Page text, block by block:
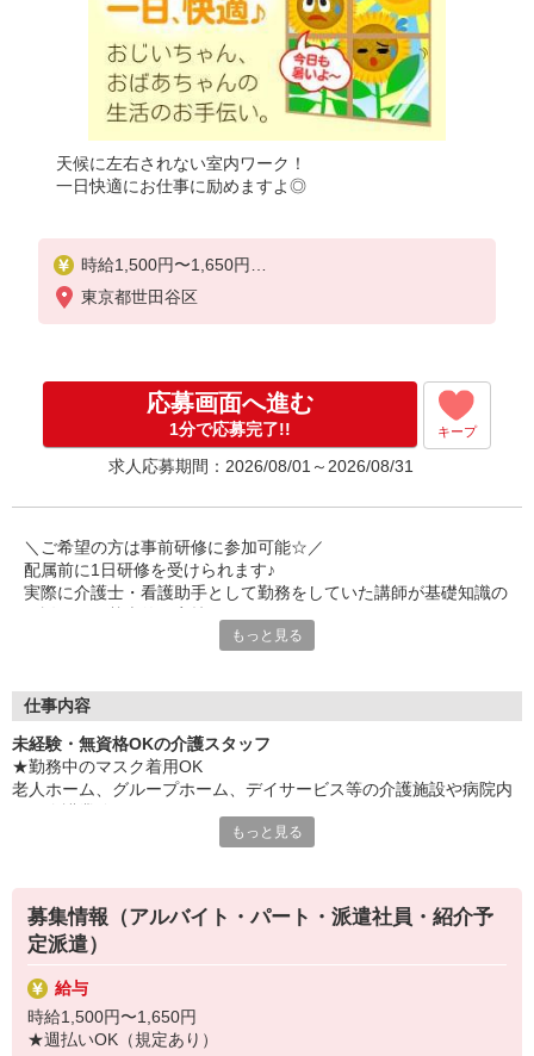
天候に左右されない室内ワーク！
一日快適にお仕事に励めますよ◎
時給1,500円〜1,650円
★週払いOK（規定あり）
東京都世田谷区
応募画面へ進む
1分で応募完了!! キープ
求人応募期間：2026/08/01～2026/08/31
＼ご希望の方は事前研修に参加可能☆／
配属前に1日研修を受けられます♪
実際に介護士・看護助手として勤務をしていた講師が基礎知識の
※時給：1,226円＋交通費（規定あり）支給あり
12-14）
「こんな時だからこそ、社会貢献したい。」
そんな想いをお持ちなら、ぜひ私たちにご相談ください。
◆勤務期間は＜最短2ヶ月〜OK＞
◆＜即日＞からのスタートも可
さらに、ご来社登録でQUOカード2,000円分プレゼント♪♪
あなたのライフスタイルに合わせて活躍できる場をご用意！
ご自身にマッチする現場がきっと見つかります♪
冷暖房完備の室内でできる介護ワーク☆
暑い日も、雨の日も、快適だから体の負担も軽減！
せっかく働くなら、快適な職場を選んでみませんか？
もっと見る
仕事内容
未経験・無資格OKの介護スタッフ
★勤務中のマスク着用OK
老人ホーム、グループホーム、デイサービス等の介護施設や病院内
・薬やおしぼりの準備などのケア
・体操や季節ごとのレクリエーション
・歩行、車椅子の介助
・見守り
※施設により異なります
★施設内は冷暖房完備！いつでも快適にお仕事できますよ！
もっと見る
募集情報（アルバイト・パート・派遣社員・紹介予
定派遣）
給与
時給1,500円〜1,650円
★週払いOK（規定あり）